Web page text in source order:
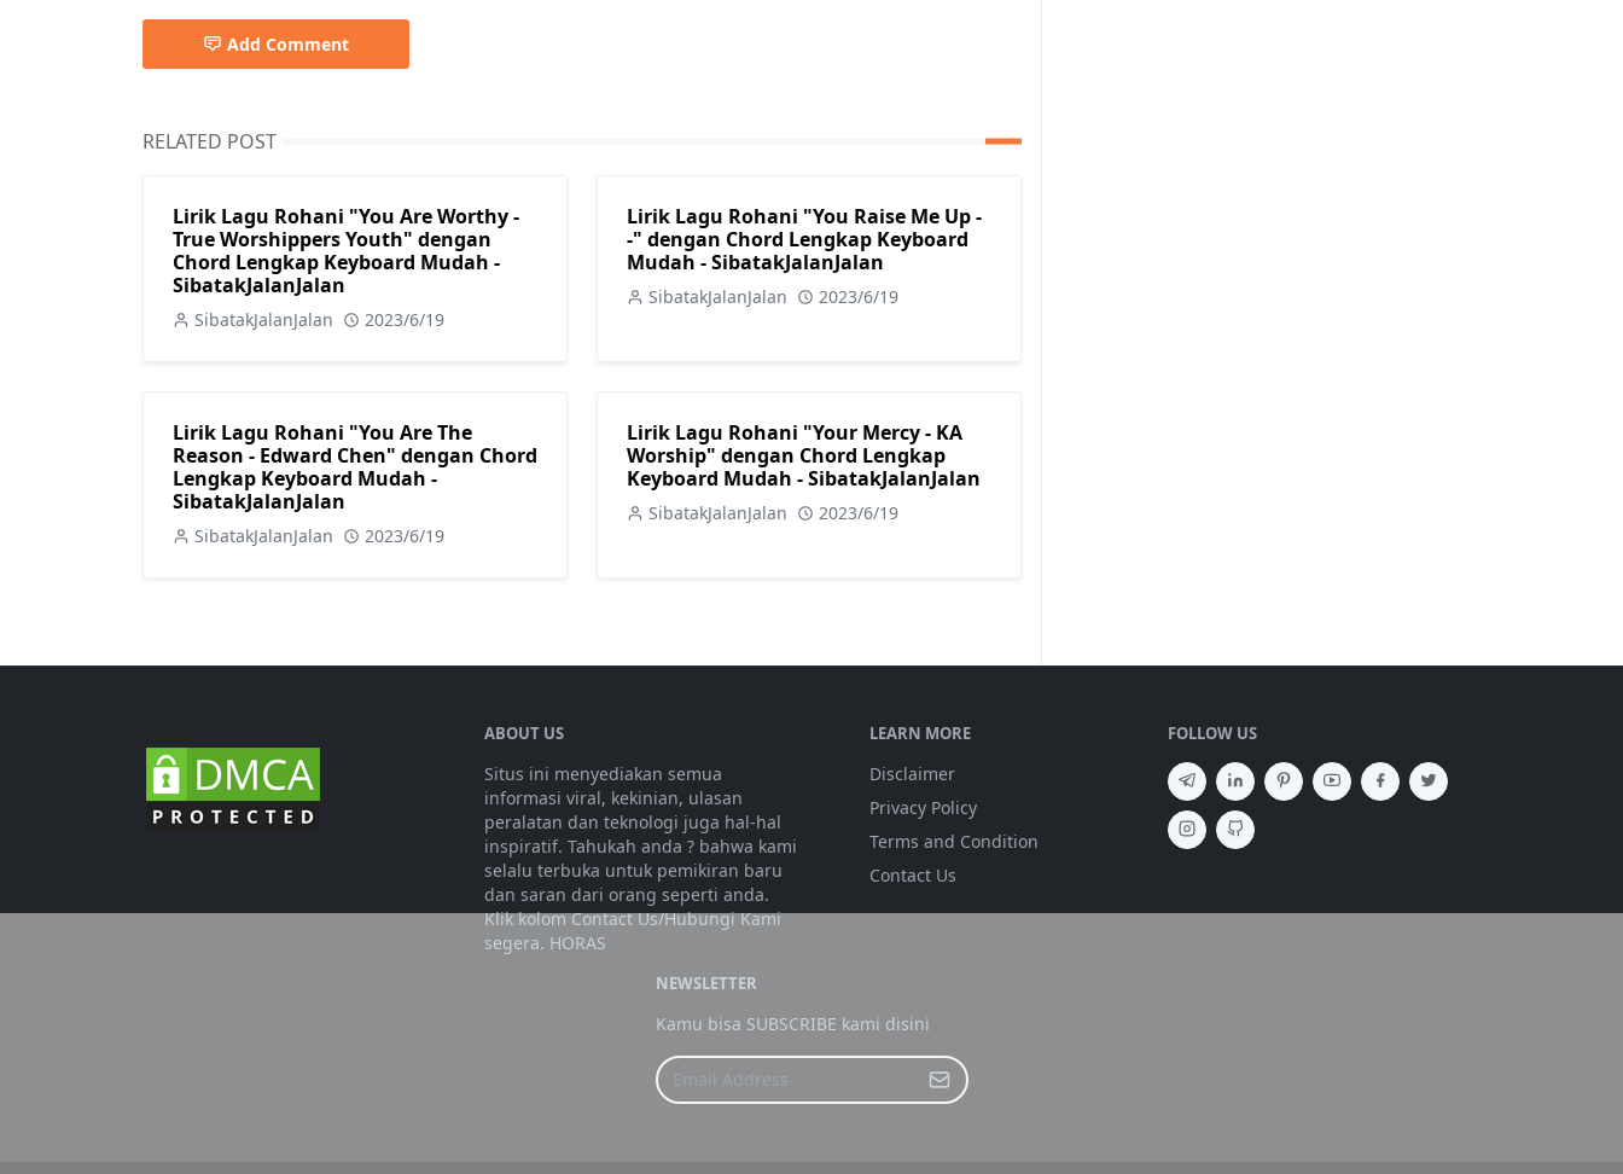
Add Comment
RELATED POST
Lirik Lagu Rohani "You Are Worthy -
True Worshippers Youth" dengan
Chord Lengkap Keyboard Mudah -
SibatakJalanJalan
SibatakJalanJalan 2023/6/19
Lirik Lagu Rohani "You Raise Me Up -
-" dengan Chord Lengkap Keyboard
Mudah - SibatakJalanJalan
SibatakJalanJalan 2023/6/19
Lirik Lagu Rohani "You Are The
Reason - Edward Chen" dengan Chord
Lengkap Keyboard Mudah -
SibatakJalanJalan
SibatakJalanJalan 2023/6/19
Lirik Lagu Rohani "Your Mercy - KA
Worship" dengan Chord Lengkap
Keyboard Mudah - SibatakJalanJalan
SibatakJalanJalan 2023/6/19
ABOUT US
Situs ini menyediakan semua
informasi viral, kekinian, ulasan
peralatan dan teknologi juga hal-hal
inspiratif. Tahukah anda ? bahwa kami
selalu terbuka untuk pemikiran baru
dan saran dari orang seperti anda.
Klik kolom Contact Us/Hubungi Kami
segera. HORAS
LEARN MORE
Disclaimer
Privacy Policy
Terms and Condition
Contact Us
FOLLOW US
NEWSLETTER
Kamu bisa SUBSCRIBE kami disini